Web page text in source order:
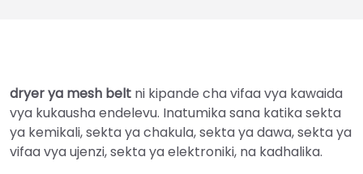
dryer ya mesh belt ni kipande cha vifaa vya kawaida
vya kukausha endelevu. Inatumika sana katika sekta
ya kemikali, sekta ya chakula, sekta ya dawa, sekta ya
vifaa vya ujenzi, sekta ya elektroniki, na kadhalika.